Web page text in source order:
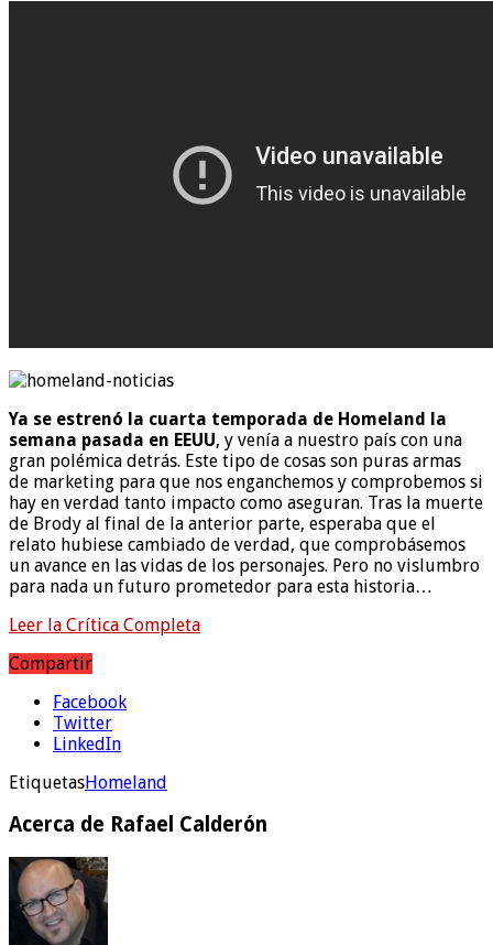
Ya se estrenó la cuarta temporada de Homeland la
semana pasada en EEUU, y venía a nuestro país con una
gran polémica detrás. Este tipo de cosas son puras armas
de marketing para que nos enganchemos y comprobemos si
hay en verdad tanto impacto como aseguran. Tras la muerte
de Brody al final de la anterior parte, esperaba que el
relato hubiese cambiado de verdad, que comprobásemos
un avance en las vidas de los personajes. Pero no vislumbro
para nada un futuro prometedor para esta historia…
Leer la Crítica Completa
Compartir
Facebook
Twitter
LinkedIn
EtiquetasHomeland
Acerca de Rafael Calderón